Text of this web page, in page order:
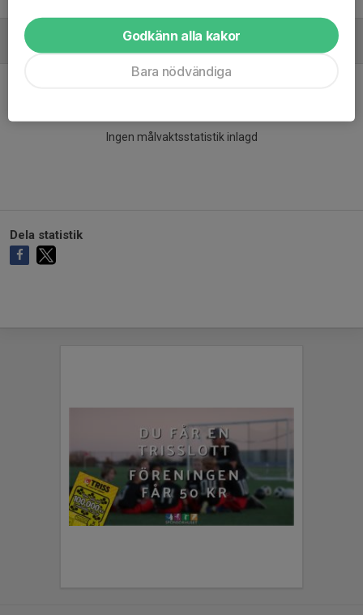
MÅLVAKTER
Ingen målvaktsstatistik inlagd
Dela statistik
Godkänn alla kakor
Bara nödvändiga